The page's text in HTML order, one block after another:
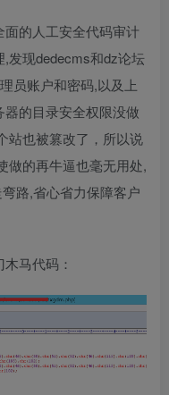
的人工安全代码审计
发现dedecms和dz论坛
员账户和密码,以及上
的目录安全权限没做
站也被篡改了，所以说
做的再牛逼也毫无用处,
路,省心省力保障客户
马代码：